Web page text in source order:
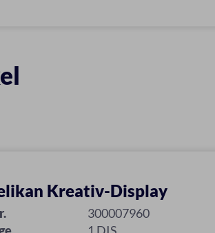
Kreativ-Display
300007960